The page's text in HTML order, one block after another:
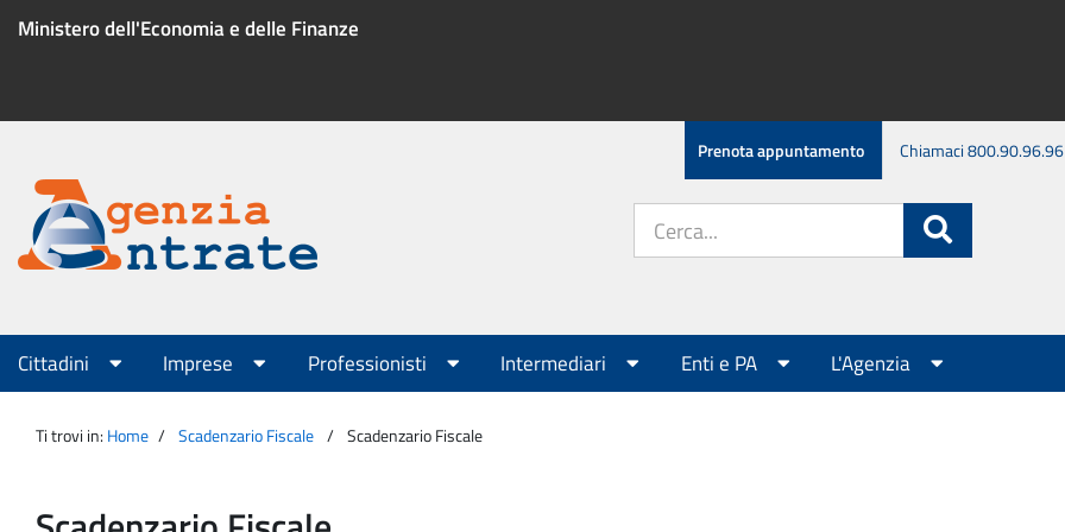
Ministero dell'Economia e delle Finanze
Menu
servizio
Prenota appuntamento Chiamaci 800.90.96.96
Agenzia
Entrate
sito:
Menu
principale
Cittadini Imprese Professionisti Intermediari Enti e PA L'Agenzia
Ti trovi in: Home Scadenzario Fiscale Scadenzario Fiscale